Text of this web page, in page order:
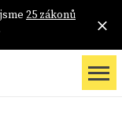
25 zákonů